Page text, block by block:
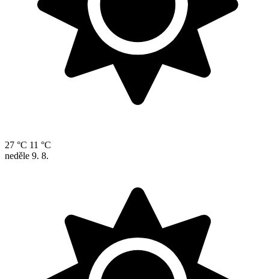
27 °C 11 °C
neděle 9. 8.